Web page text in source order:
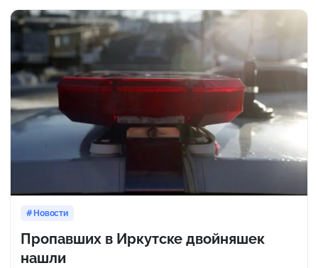
Новости
Пропавших в Иркутске двойняшек
нашли